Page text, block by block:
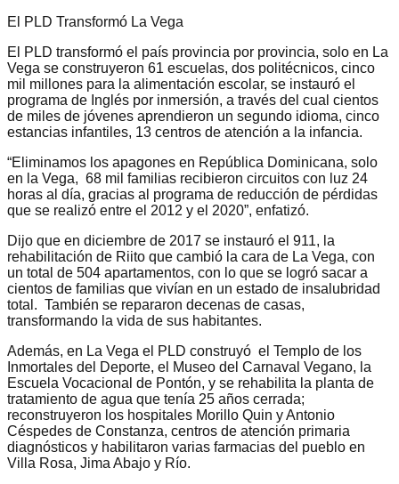
El PLD Transformó La Vega
El PLD transformó el país provincia por provincia, solo en La
Vega se construyeron 61 escuelas, dos politécnicos, cinco
mil millones para la alimentación escolar, se instauró el
programa de Inglés por inmersión, a través del cual cientos
de miles de jóvenes aprendieron un segundo idioma, cinco
estancias infantiles, 13 centros de atención a la infancia.
“Eliminamos los apagones en República Dominicana, solo
en la Vega, 68 mil familias recibieron circuitos con luz 24
horas al día, gracias al programa de reducción de pérdidas
que se realizó entre el 2012 y el 2020”, enfatizó.
Dijo que en diciembre de 2017 se instauró el 911, la
rehabilitación de Riito que cambió la cara de La Vega, con
un total de 504 apartamentos, con lo que se logró sacar a
cientos de familias que vivían en un estado de insalubridad
total. También se repararon decenas de casas,
transformando la vida de sus habitantes.
Además, en La Vega el PLD construyó el Templo de los
Inmortales del Deporte, el Museo del Carnaval Vegano, la
Escuela Vocacional de Pontón, y se rehabilita la planta de
tratamiento de agua que tenía 25 años cerrada;
reconstruyeron los hospitales Morillo Quin y Antonio
Céspedes de Constanza, centros de atención primaria
diagnósticos y habilitaron varias farmacias del pueblo en
Villa Rosa, Jima Abajo y Río.